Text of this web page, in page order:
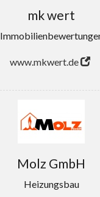
mk wert
www.mkwert.de
Molz GmbH
Heizungsbau